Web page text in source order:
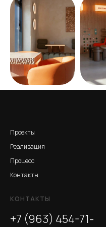
Проекты
Реализация
Процесс
Контакты
КОНТАКТЫ
+7 (963) 454-71-